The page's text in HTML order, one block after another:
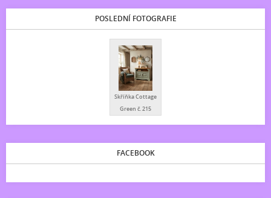
POSLEDNÍ FOTOGRAFIE
Skříňka Cottage
Green č. 215
FACEBOOK